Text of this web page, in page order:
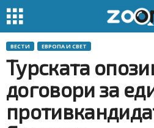
ВЕСТИ ЕВРОПА И СВЕТ
Турската
договори за